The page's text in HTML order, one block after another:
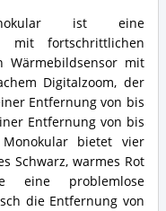
ist eine
mit fortschrittlichen
Wärmebildsensor mit
Digitalzoom, der
Entfernung von bis
Entfernung von bis
bietet vier
Schwarz, warmes Rot
eine problemlose
die Entfernung von